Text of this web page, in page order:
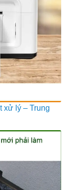
xử lý – Trung